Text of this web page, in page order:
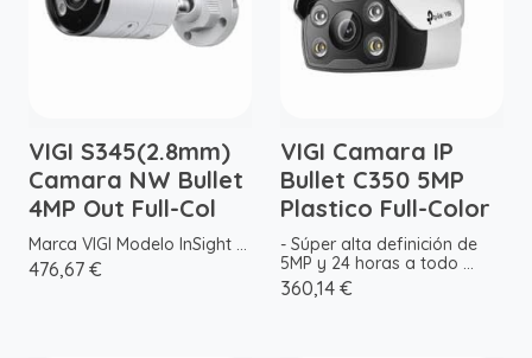
VIGI S345(2.8mm)
Camara NW Bullet
4MP Out Full-Col
Marca VIGI Modelo InSight ...
476,67 €
VIGI Camara IP
Bullet C350 5MP
Plastico Full-Color
- Súper alta definición de
5MP y 24 horas a todo ...
360,14 €